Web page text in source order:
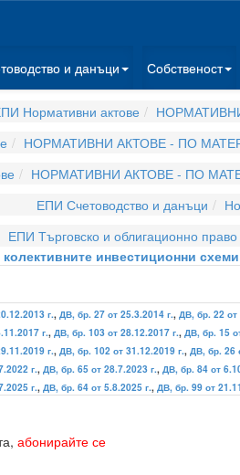
и данъци Собственост
Нормативни актове
НОРМАТИВНИ АКТОВЕ - ПО
НОРМАТИВНИ АКТОВЕ - ПО
ЕПИ Счетоводство и данъци
ЕПИ Търговско и облигационно право
колективните инвестиционни
г., ДВ, бр. 27 от 25.3.2014 г., ДВ, бр. 22 от
г., ДВ, бр. 103 от 28.12.2017 г., ДВ, бр. 15
г., ДВ, бр. 102 от 31.12.2019 г., ДВ, бр. 26
г., ДВ, бр. 65 от 28.7.2023 г., ДВ, бр. 84 от
г., ДВ, бр. 64 от 5.8.2025 г., ДВ, бр. 99 от
абонирайте се